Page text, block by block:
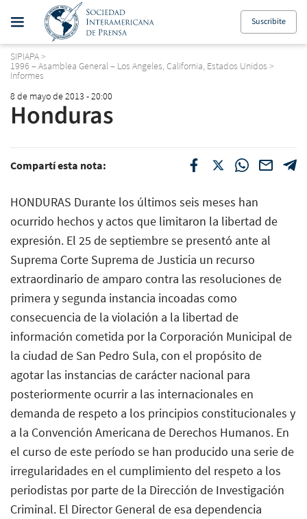
Suscribite
SIPIAPA>
1996 – Asamblea General – Los Angeles, California, Estados Unidos >
Informes
8 de mayo de 2013 - 20:00
Honduras
Compartí esta nota:
HONDURAS Durante los últimos seis meses han
ocurrido hechos y actos que limitaron la libertad de
expresión. El 25 de septiembre se presentó ante al
Suprema Corte Suprema de Justicia un recurso
extraordinario de amparo contra las resoluciones de
primera y segunda instancia incoadas como
consecuencia de la violación a la libertad de
información cometida por la Corporación Municipal de
la ciudad de San Pedro Sula, con el propósito de
agotar las instancias de carácter nacional para
posteriormente ocurrir a las internacionales en
demanda de respeto a los principios constitucionales y
a la Convención Americana de Derechos Humanos. En
el curso de este período se han producido una serie de
irregularidades en el cumplimiento del respeto a los
periodistas por parte de la Dirección de Investigación
Criminal. El Director General de esa dependencia